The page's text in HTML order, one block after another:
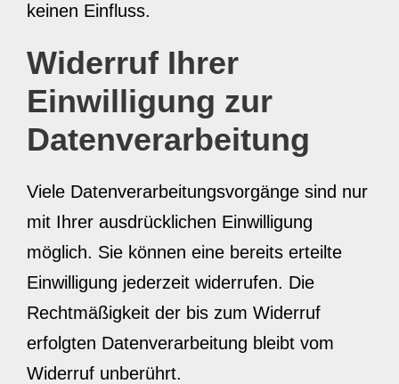
keinen Einfluss.
Widerruf Ihrer
Einwilligung zur
Datenverarbeitung
Viele Datenverarbeitungsvorgänge sind nur
mit Ihrer ausdrücklichen Einwilligung
möglich. Sie können eine bereits erteilte
Einwilligung jederzeit widerrufen. Die
Rechtmäßigkeit der bis zum Widerruf
erfolgten Datenverarbeitung bleibt vom
Widerruf unberührt.